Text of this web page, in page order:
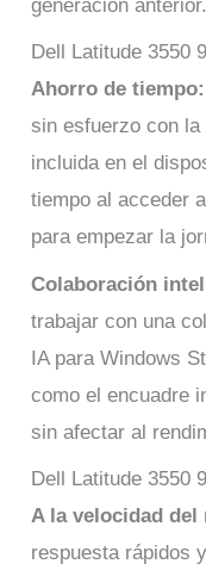
generación anterior.
Dell Latitude 3550
Ahorro de tiempo:
sin esfuerzo con
incluida en el
tiempo al acceder
para empezar la
Colaboración
trabajar con una
IA para Windows
como el encuadre
sin afectar al
Dell Latitude 3550
A la velocidad del
respuesta rápidos